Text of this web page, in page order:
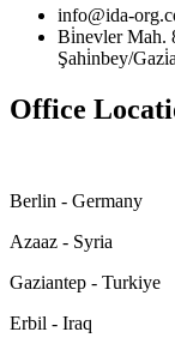
info@ida-
Bi̇nevler Mah.
Şahi̇nbey/
Office
Berlin - Germany
Azaaz - Syria
Gaziantep - Turkiye
Erbil - Iraq